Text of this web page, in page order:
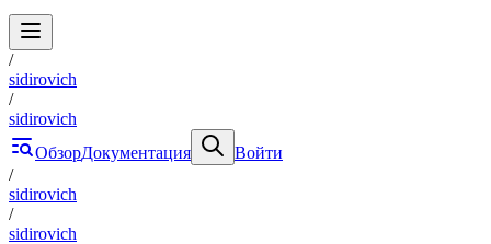
/
sidirovich
/
sidirovich
ОбзорДокументация
Войти
/
sidirovich
/
sidirovich